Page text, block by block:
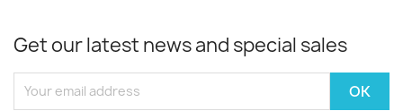
Get our latest news and special sales